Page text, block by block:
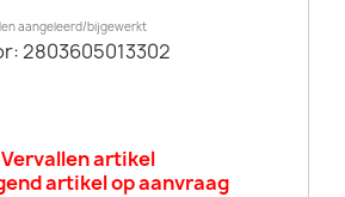
aangeleerd/bijgewerkt
2803605013302
Vervallen artikel
artikel op aanvraag